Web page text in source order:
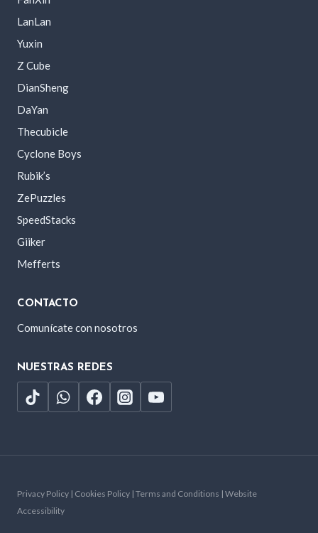
LanLan
Yuxin
Z Cube
DianSheng
DaYan
Thecubicle
Cyclone Boys
Rubik’s
ZePuzzles
SpeedStacks
Giiker
Mefferts
CONTACTO
Comunícate con nosotros
NUESTRAS REDES
Privacy Policy | Cookies Policy | Terms and Conditions | Website
Accessibility